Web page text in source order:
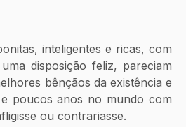
inteligentes e ricas, com
disposição feliz, pareciam
bênçãos da existência e
poucos anos no mundo com
ou contrariasse.